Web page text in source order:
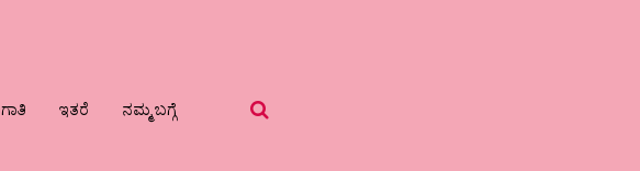
ಇತರೆ ನಮ್ಮ ಬಗ್ಗೆ